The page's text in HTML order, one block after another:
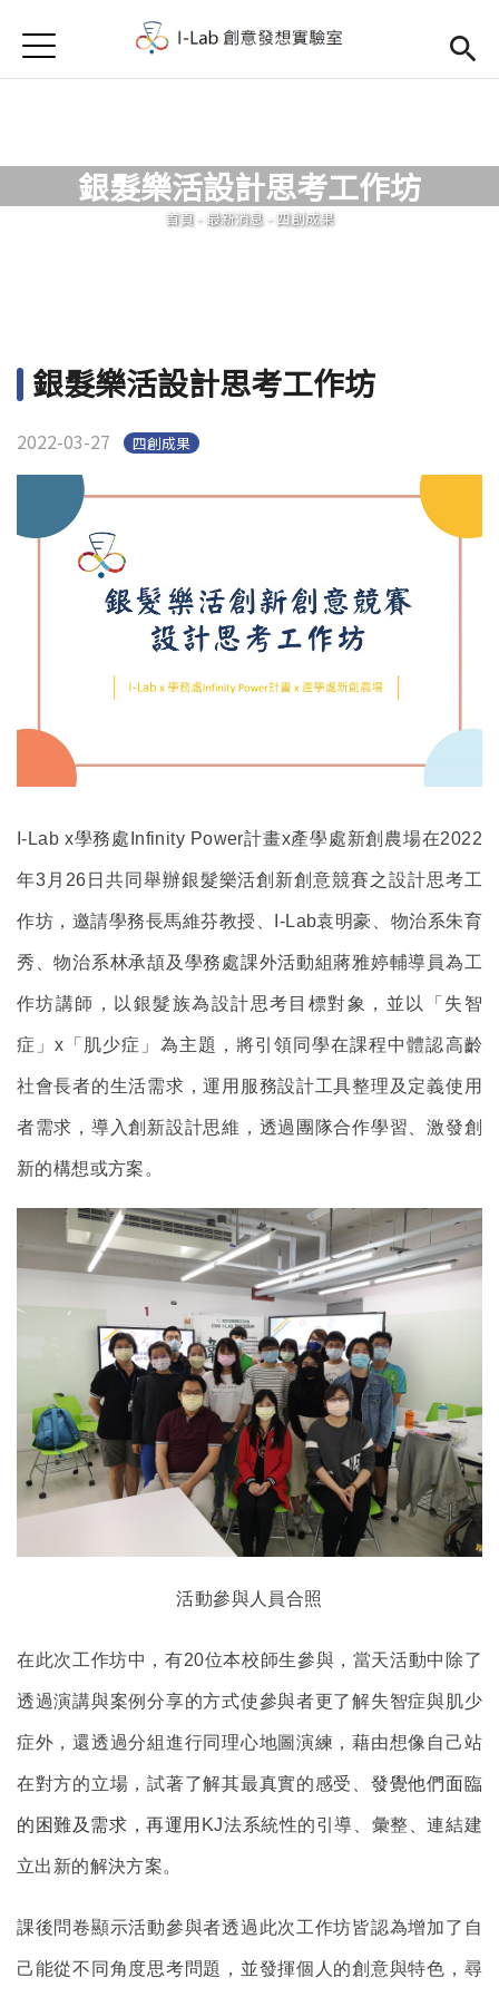
首頁
首頁
Open submenu (關於我們)
關於我們
Jump to Main content
銀髮樂活設計思考工作坊
您在這裡
首頁 - 最新消息 -四創成果
銀髮樂活設計思考工作坊
2022-03-27 四創成果
I-Lab x學務處Infinity Power計畫x產學處新創農場在2022
年3月26日共同舉辦銀髮樂活創新創意競賽之設計思考工
作坊，邀請學務長馬維芬教授、I-Lab袁明豪、物治系朱育
秀、物治系林承頡及學務處課外活動組蔣雅婷輔導員為工
作坊講師，以銀髮族為設計思考目標對象，並以「失智
症」x「肌少症」為主題，將引領同學在課程中體認高齡
社會長者的生活需求，運用服務設計工具整理及定義使用
者需求，導入創新設計思維，透過團隊合作學習、激發創
新的構想或方案。
活動參與人員合照
在此次工作坊中，有20位本校師生參與，當天活動中除了
透過演講與案例分享的方式使參與者更了解失智症與肌少
症外，還透過分組進行同理心地圖演練，藉由想像自己站
在對方的立場，試著了解其最真實的感受、 發覺他們面臨
的困難及需求，再運用 KJ法系統性的引導、彙整、連結建
立出新的解決方案。
課後問卷顯示活動參與者透過此次工作坊皆認為增加了自
己能從不同角度思考問題，並發揮個人的創意與特色，尋